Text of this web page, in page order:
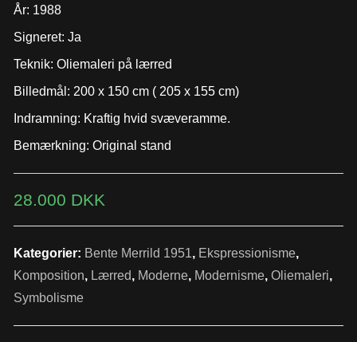
År: 1988
Signeret: Ja
Teknik: Oliemaleri på lærred
Billedmål: 200 x 150 cm ( 205 x 155 cm)
Indramning: Kraftig hvid svæveramme.
Bemærkning: Original stand
28.000 DKK
Kategorier: Bente Merrild 1951, Ekspressionisme,
Komposition, Lærred, Moderne, Modernisme, Oliemaleri,
Symbolisme